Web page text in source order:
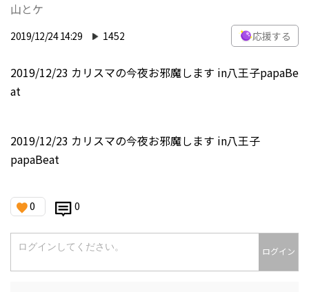
山とケ
2019/12/24 14:29 1452 応援する
2019/12/23 カリスマの今夜お邪魔します in八王子papaBe
at
2019/12/23 カリスマの今夜お邪魔します in八王子
papaBeat
0 0
ログイン